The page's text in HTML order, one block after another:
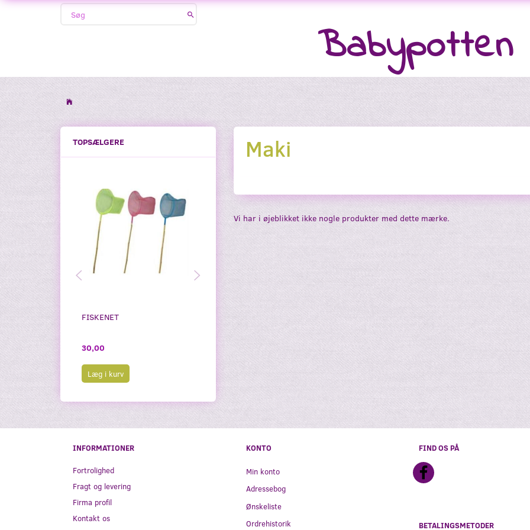
Babypotten
TOPSÆLGERE
FISKENET
30,00
Læg i kurv Læg i kurv
SÆBEBOBLER
15,00
Læg i kurv
NORDIC HAT,
139,95
Se produktet
Maki
Vi har i øjeblikket ikke nogle produkter med dette mærke.
INFORMATIONER
Fortrolighed
Fragt og levering
Firma profil
Kontakt os
KONTO
Min konto
Adressebog
Ønskeliste
Ordrehistorik
FIND OS PÅ
BETALINGSMETODER